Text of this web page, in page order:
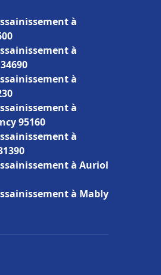
à
à
à
à
95160
à
à Auriol
à Mably